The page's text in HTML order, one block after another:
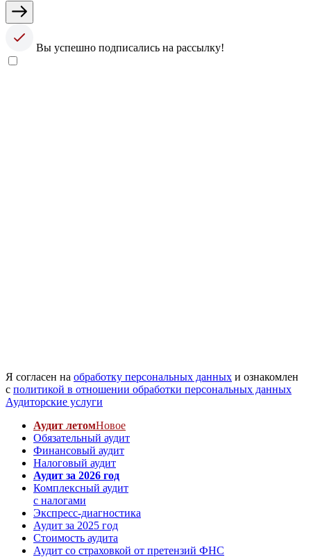
Вы успешно подписались на рассылку!
Я согласен на обработку персональных данных и ознакомлен
с политикой в отношении обработки персональных данных
Аудиторские услуги
Аудит летомНовое
Обязательный аудит
Финансовый аудит
Налоговый аудит
Аудит за 2026 год
Комплексный аудит
с налогами
Экспресс-диагностика
Аудит за 2025 год
Стоимость аудита
Аудит со страховкой от претензий ФНС